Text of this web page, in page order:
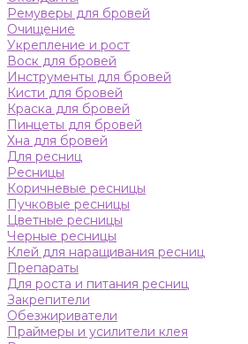
Ремуверы для бровей
Очищение
Укрепление и рост
Воск для бровей
Инструменты для бровей
Кисти для бровей
Краска для бровей
Пинцеты для бровей
Хна для бровей
Для ресниц
Ресницы
Коричневые ресницы
Пучковые ресницы
Цветные ресницы
Черные ресницы
Клей для наращивания ресниц
Препараты
Для роста и питания ресниц
Закрепители
Обезжириватели
Праймеры и усилители клея